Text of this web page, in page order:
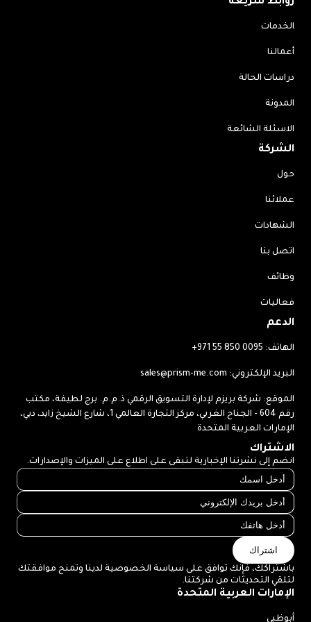
الخدمات
أعمالنا
دراسات الحالة
المدونة
الاسئلة الشائعة
الشركة
حول
عملائنا
الشهادات
اتصل بنا
وظائف
فعاليات
الدعم
الهاتف: +971 55 850 0095
البريد الإلكتروني: sales@prism-me.com
الموقع: شركة بريزم لإدارة التسويق الرقمي ذ.م.م. برج لطيفة، مكتب
رقم 604 - الجناح الغربي، مركز التجارة العالمي 1، شارع الشيخ زايد، دبي،
الإمارات العربية المتحدة
الاشتراك
انضم إلى نشرتنا الإخبارية لتبقى على اطلاع على الميزات والإصدارات.
اشتراك
باشتراكك، فإنك توافق على سياسة الخصوصية لدينا وتمنح موافقتك
لتلقي التحديثات من شركتنا.
الإمارات العربية المتحدة
أبوظبي